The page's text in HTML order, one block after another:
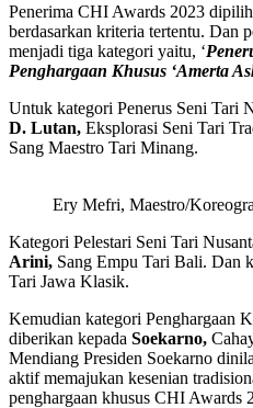
Penerima CHI Awards 2023
berdasarkan kriteria tertentu. Dan
menjadi tiga kategori yaitu, ‘
Penghargaan Khusus ‘Amerta
Untuk kategori Penerus Seni Tari
D. Lutan, Eksplorasi Seni Tari
Sang Maestro Tari Minang.
Ery Mefri, Maestro/
Kategori Pelestari Seni Tari
Arini, Sang Empu Tari Bali. Dan
Tari Jawa Klasik.
Kemudian kategori Penghargaan
diberikan kepada Soekarno,
Mendiang Presiden Soekarno
aktif memajukan kesenian
penghargaan khusus CHI Awards